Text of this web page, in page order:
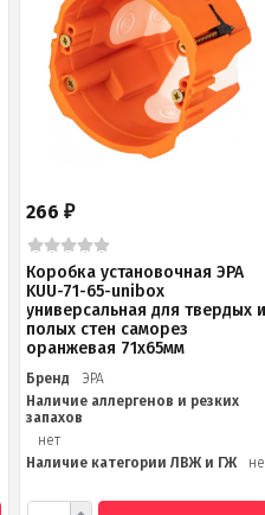
266₽
Коробка установочная ЭРА
KUU-71-65-unibox
универсальная для твердых
полых стен саморез
оранжевая 71х65мм
Бренд
ЭРА
Наличие аллергенов и резких
запахов
нет
Наличие категории ЛВЖ и ГЖ